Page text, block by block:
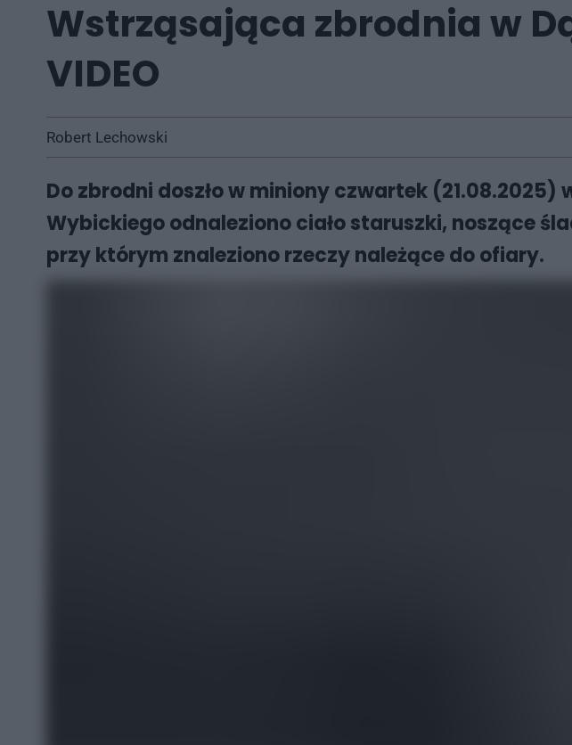
Wstrząsająca zbrodnia w
VIDEO
Robert Lechowski
Do zbrodni doszło w miniony czwartek
Wybickiego odnaleziono ciało staruszki, noszące
przy którym znaleziono rzeczy należące do ofiary.